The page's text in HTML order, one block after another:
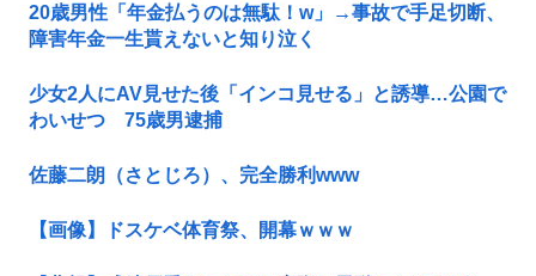
20歳男性「年金払うのは無駄！w」→事故で手足切断、
障害年金一生貰えないと知り泣く
少女2人にAV見せた後「インコ見せる」と誘導…公園で
わいせつ 75歳男逮捕
佐藤二朗（さとじろ）、完全勝利www
【画像】ドスケベ体育祭、開幕ｗｗｗ